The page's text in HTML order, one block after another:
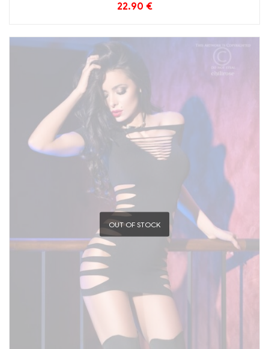
22.90 €
OUT OF STOCK